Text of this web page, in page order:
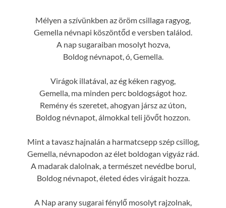
Mélyen a szívünkben az öröm csillaga ragyog,
Gemella névnapi köszöntőd e versben találod.
A nap sugaraiban mosolyt hozva,
Boldog névnapot, ó, Gemella.
Virágok illatával, az ég kéken ragyog,
Gemella, ma minden perc boldogságot hoz.
Remény és szeretet, ahogyan jársz az úton,
Boldog névnapot, álmokkal teli jövőt hozzon.
Mint a tavasz hajnalán a harmatcsepp szép csillog,
Gemella, névnapodon az élet boldogan vigyáz rád.
A madarak dalolnak, a természet nevédbe borul,
Boldog névnapot, életed édes virágait hozza.
A Nap arany sugarai fénylő mosolyt rajzolnak,